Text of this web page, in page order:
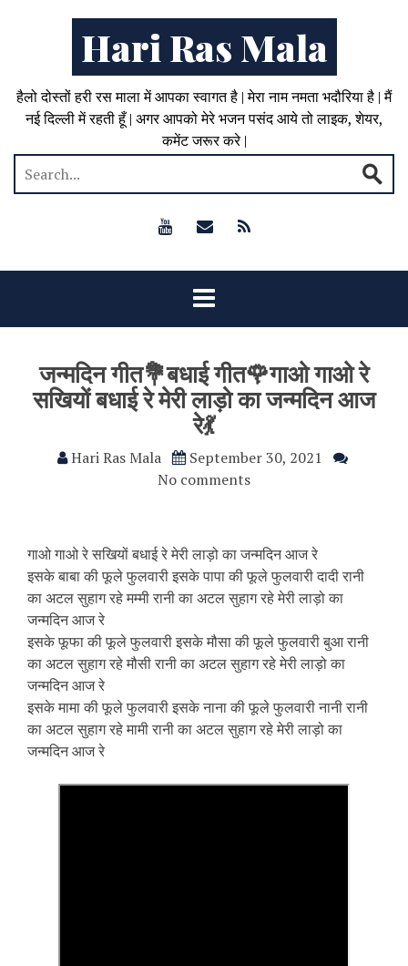
Hari Ras Mala
हैलो दोस्तों हरी रस माला में आपका स्वागत है | मेरा नाम नमता भदौरिया है | मैं
नई दिल्ली में रहती हूँ | अगर आपको मेरे भजन पसंद आये तो लाइक, शेयर,
कमेंट जरूर करे |
जन्मदिन गीत💐बधाई गीत🌹गाओ गाओ रे
सखियों बधाई रे मेरी लाड़ो का जन्मदिन आज
रे💃
Hari Ras Mala
September 30, 2021
No comments
गाओ गाओ रे सखियों बधाई रे मेरी लाड़ो का जन्मदिन आज रे
इसके बाबा की फूले फुलवारी इसके पापा की फूले फुलवारी दादी रानी
का अटल सुहाग रहे मम्मी रानी का अटल सुहाग रहे मेरी लाड़ो का
जन्मदिन आज रे
इसके फूफा की फूले फुलवारी इसके मौसा की फूले फुलवारी बुआ रानी
का अटल सुहाग रहे मौसी रानी का अटल सुहाग रहे मेरी लाड़ो का
जन्मदिन आज रे
इसके मामा की फूले फुलवारी इसके नाना की फूले फुलवारी नानी रानी
का अटल सुहाग रहे मामी रानी का अटल सुहाग रहे मेरी लाड़ो का
जन्मदिन आज रे